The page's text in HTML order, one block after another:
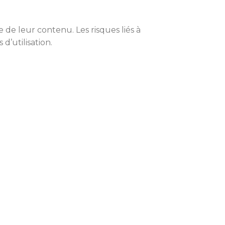
de leur contenu. Les risques liés à